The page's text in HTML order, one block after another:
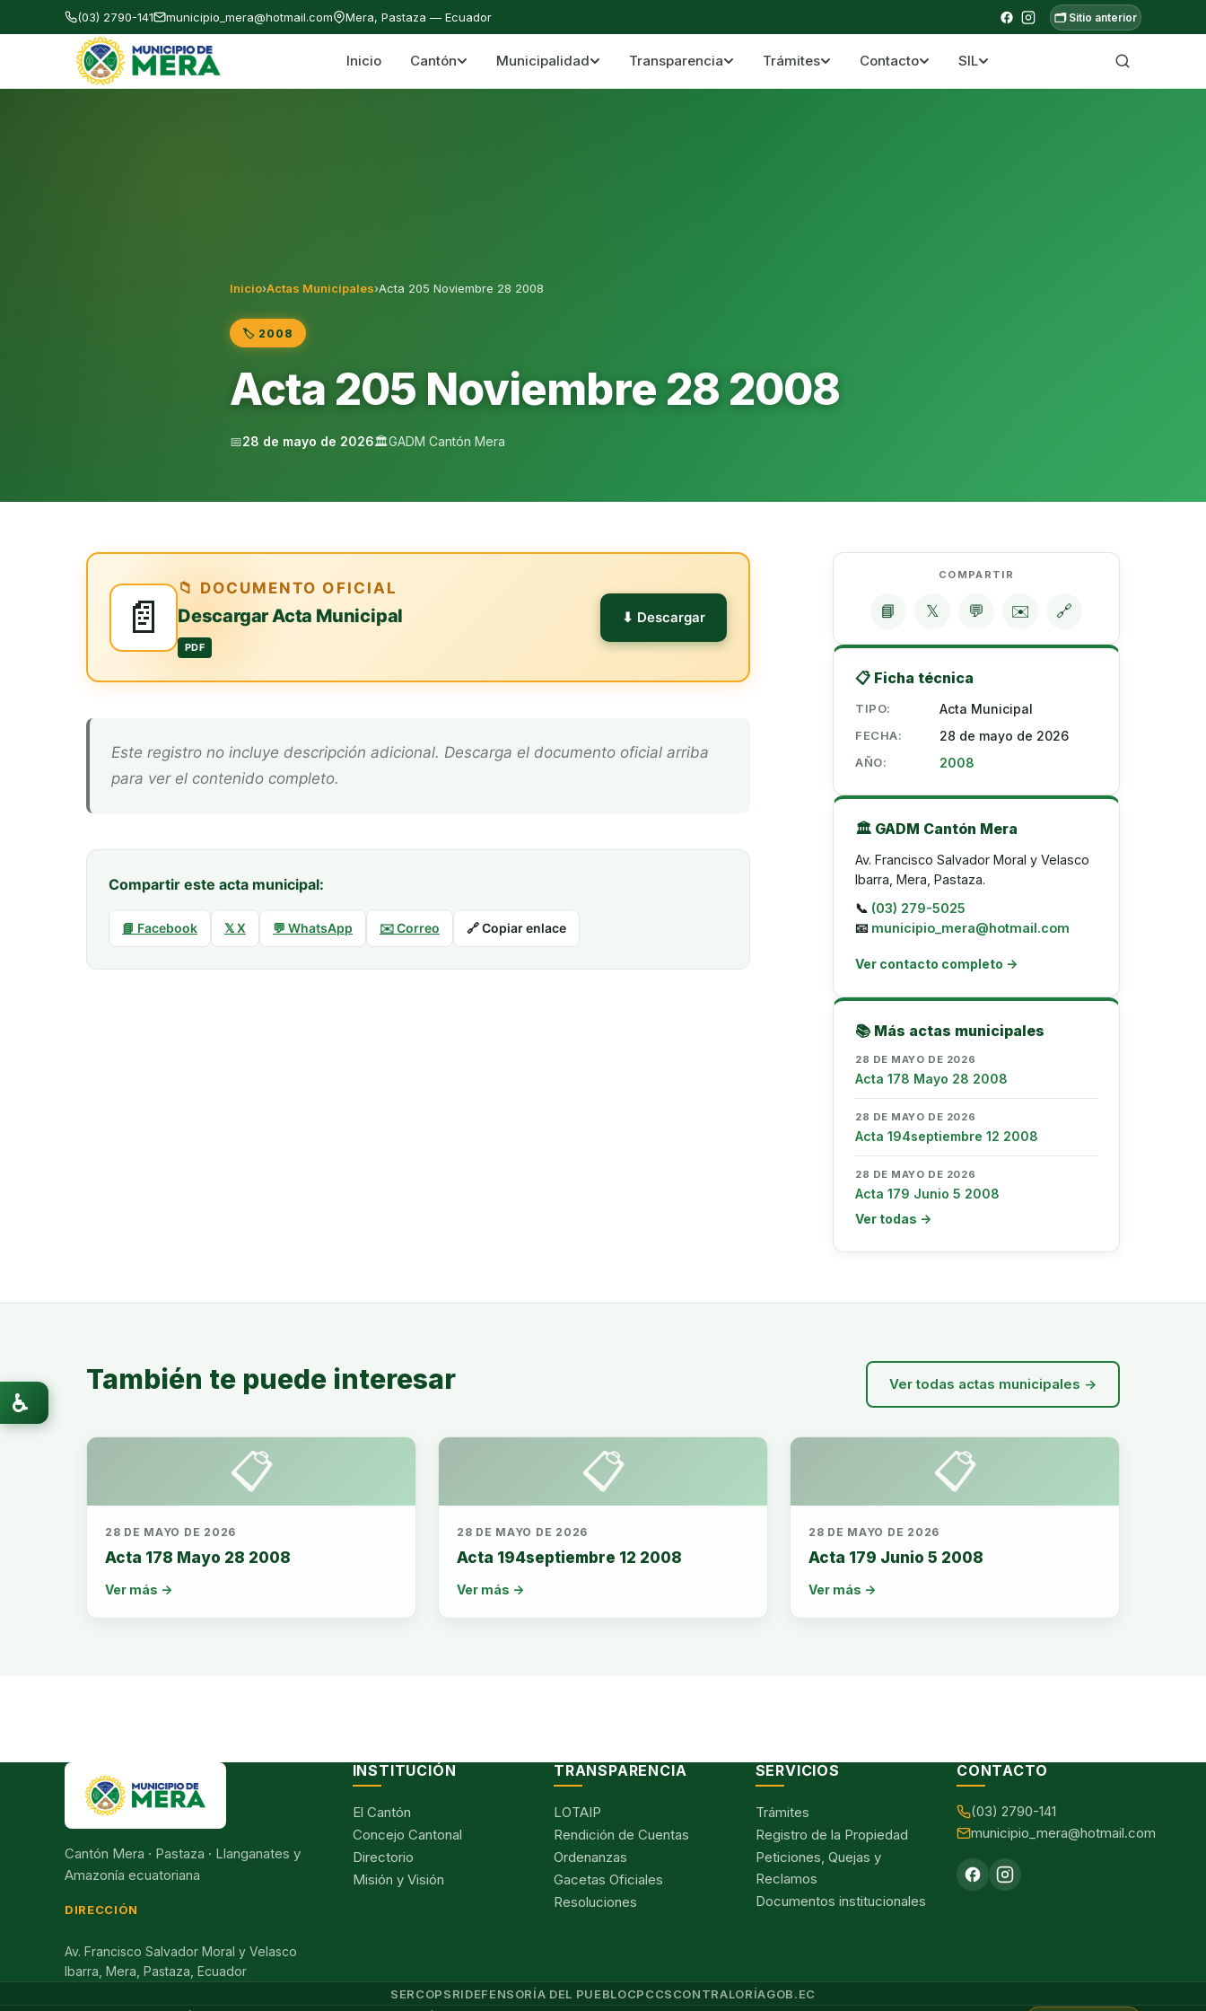
(03) 2790-141 municipio_mera@hotmail.com Mera, Pastaza — Ecuador 🗂️ Sitio anterior
Gobierno Autónomo Descentralizado Municipal del Cantón Mera Cantón Mera · Pastaza · Llanganates y Amazonía ecuatoriana
Inicio Cantón Municipalidad Transparencia Trámites Contacto SIL
Inicio›Actas Municipales›Acta 205 Noviembre 28 2008
🏷️ 2008
Acta 205 Noviembre 28 2008
📅28 de mayo de 2026🏛️GADM Cantón Mera
📄
📁 DOCUMENTO OFICIAL
Descargar Acta Municipal
PDF
⬇ Descargar
Este registro no incluye descripción adicional. Descarga el documento oficial arriba
para ver el contenido completo.
Compartir este acta municipal:
📘 Facebook 𝕏 X 💬 WhatsApp ✉️ Correo 🔗 Copiar enlace
COMPARTIR
📘 𝕏 💬 ✉️ 🔗
📋 Ficha técnica
TIPO: Acta Municipal
FECHA: 28 de mayo de 2026
AÑO: 2008
🏛️ GADM Cantón Mera
Av. Francisco Salvador Moral y Velasco
Ibarra, Mera, Pastaza.
📞 (03) 279-5025
📧 municipio_mera@hotmail.com
Ver contacto completo →
📚 Más actas municipales
28 DE MAYO DE 2026
Acta 178 Mayo 28 2008
28 DE MAYO DE 2026
Acta 194septiembre 12 2008
28 DE MAYO DE 2026
Acta 179 Junio 5 2008
Ver todas →
También te puede interesar Ver todas actas municipales →
📋
28 DE MAYO DE 2026
Acta 178 Mayo 28 2008
Ver más →
📋
28 DE MAYO DE 2026
Acta 194septiembre 12 2008
Ver más →
📋
28 DE MAYO DE 2026
Acta 179 Junio 5 2008
Ver más →
Cantón Mera · Pastaza · Llanganates y
Amazonía ecuatoriana
DIRECCIÓN
Av. Francisco Salvador Moral y Velasco
Ibarra, Mera, Pastaza, Ecuador
INSTITUCIÓN
El Cantón
Concejo Cantonal
Directorio
Misión y Visión
TRANSPARENCIA
LOTAIP
Rendición de Cuentas
Ordenanzas
Gacetas Oficiales
Resoluciones
SERVICIOS
Trámites
Registro de la Propiedad
Peticiones, Quejas y
Reclamos
Documentos institucionales
CONTACTO
(03) 2790-141
municipio_mera@hotmail.com
SERCOPSRIDEFENSORÍA DEL PUEBLOCPCCSCONTRALORÍAGOB.EC
♿